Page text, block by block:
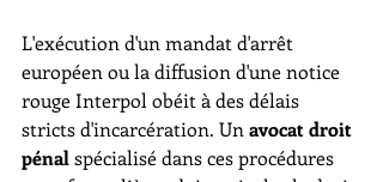
L'exécution d'un mandat d'arrêt
européen ou la diffusion d'une notice
rouge Interpol obéit à des délais
stricts d'incarcération. Un avocat droit
pénal spécialisé dans ces procédures